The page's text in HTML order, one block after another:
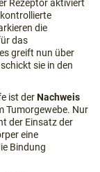
Rezeptor aktiviert
die
das
greift nun über
sie in den
ist derNachweis
Tumorgewebe. Nur
der Einsatz der
eine
Bindung